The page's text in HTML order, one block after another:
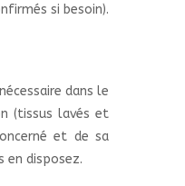
si besoin).
dans le
(tissus lavés et
et de sa
en disposez.